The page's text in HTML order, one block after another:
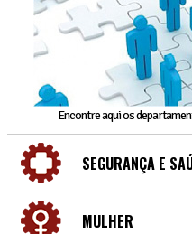
Encontre aqui os
SEGURANÇA E
MULHER